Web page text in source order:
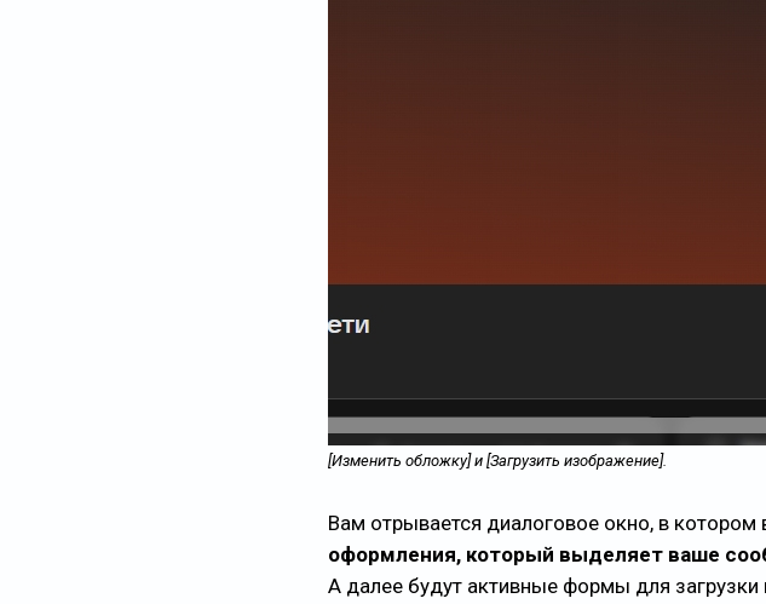
[Изменить обложку] и [Загрузить изображение].
Вам отрывается диалоговое окно, в котором
оформления, который выделяет ваше
А далее будут активные формы для загрузки